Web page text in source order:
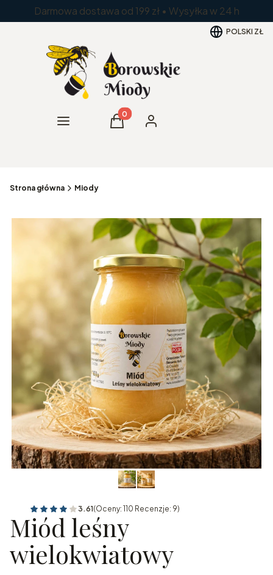
Darmowa dostawa od 199 zł • Wysyłka w 24 h
POLSKI ZŁ
Menu Produkty w koszyku: 0. Zobacz
Koszyk Zaloguj się
Strona główna Miody
3.61(Oceny: 110 Recenzje: 9)
Miód leśny
wielokwiatowy